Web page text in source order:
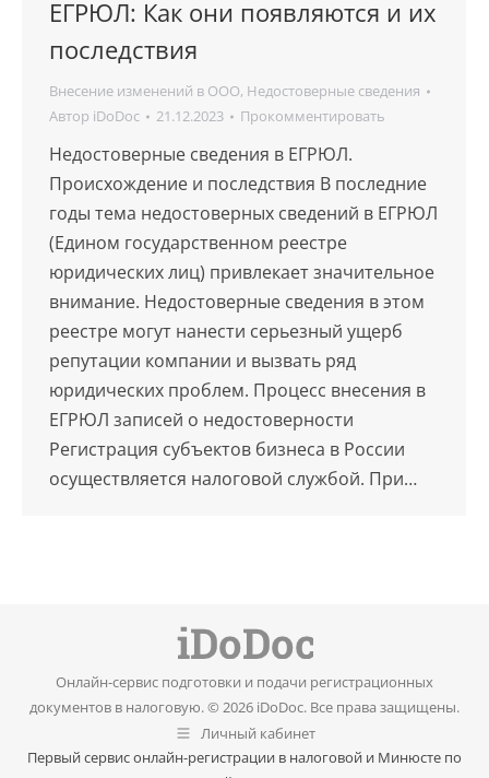
ЕГРЮЛ: Как они появляются и их
последствия
Внесение изменений в ООО, Недостоверные сведения
Автор iDoDoc 21.12.2023 Прокомментировать
Недостоверные сведения в ЕГРЮЛ.
Происхождение и последствия В последние
годы тема недостоверных сведений в ЕГРЮЛ
(Едином государственном реестре
юридических лиц) привлекает значительное
внимание. Недостоверные сведения в этом
реестре могут нанести серьезный ущерб
репутации компании и вызвать ряд
юридических проблем. Процесс внесения в
ЕГРЮЛ записей о недостоверности
Регистрация субъектов бизнеса в России
осуществляется налоговой службой. При…
Онлайн-сервис подготовки и подачи регистрационных
документов в налоговую. © 2026 iDoDoc. Все права защищены.
Личный кабинет
Первый сервис онлайн-регистрации в налоговой и Минюсте по